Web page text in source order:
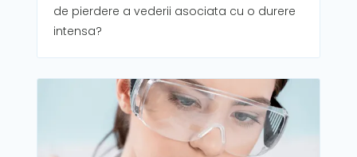
de pierdere a vederii asociata cu o durere
intensa?